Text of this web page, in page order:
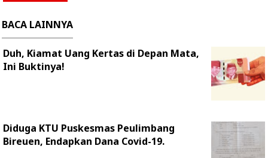
BACA LAINNYA
Duh, Kiamat Uang Kertas di Depan Mata,
Ini Buktinya!
Diduga KTU Puskesmas Peulimbang
Bireuen, Endapkan Dana Covid-19.